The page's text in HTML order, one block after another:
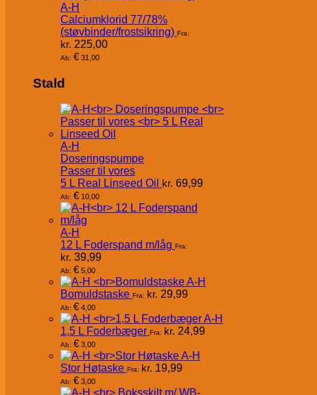
A-H
Calciumklorid 77/78%
(støvbinder/frostsikring) Fra:
kr. 225,00
Ab: € 31,00
Stald
A-H
Doseringspumpe
Passer til vores
5 L Real Linseed Oil kr. 69,99
Ab: € 10,00
A-H
12 L Foderspand m/låg Fra:
kr. 39,99
Ab: € 5,00
A-H
Bomuldstaske Fra: kr. 29,99
Ab: € 4,00
A-H
1,5 L Foderbæger Fra: kr. 24,99
Ab: € 3,00
A-H
Stor Høtaske Fra: kr. 19,99
Ab: € 3,00